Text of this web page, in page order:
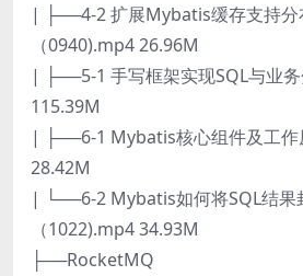
| ├──4-2 扩展Mybatis缓存支持分
（0940).mp4 26.96M
| ├──5-1 手写框架实现SQL与业
115.39M
| ├──6-1 Mybatis核心组件及工
28.42M
| └──6-2 Mybatis如何将SQL结果
（1022).mp4 34.93M
├──RocketMQ